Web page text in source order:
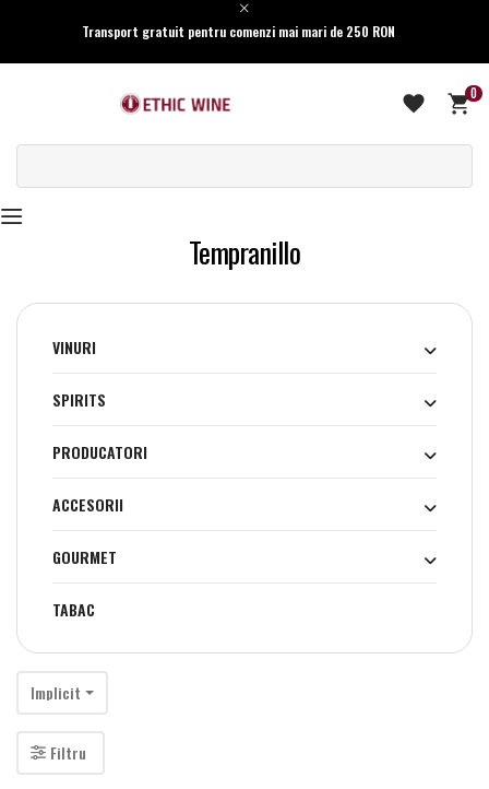
Transport gratuit pentru comenzi mai mari de 250 RON
0
Tempranillo
VINURI
SPIRITS
PRODUCATORI
ACCESORII
GOURMET
TABAC
Implicit
Filtru